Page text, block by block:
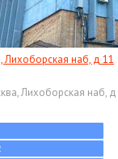
Лихоборская наб, д 11
Лихоборская наб,